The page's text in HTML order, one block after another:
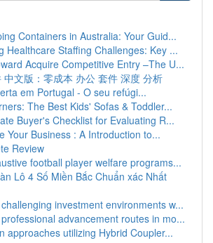
Containers in Australia: Your Guid...
Healthcare Staffing Challenges: Key ...
Acquire Competitive Entry –The U...
中文版：零成本 办公 套件 深度 分析
em Portugal - O seu refúgi...
The Best Kids' Sofas & Toddler...
Buyer's Checklist for Evaluating R...
Your Business : A Introduction to...
Review
football player welfare programs...
Lô 4 Số Miền Bắc Chuẩn xác Nhất
investment environments w...
advancement routes in mo...
approaches utilizing Hybrid Coupler...